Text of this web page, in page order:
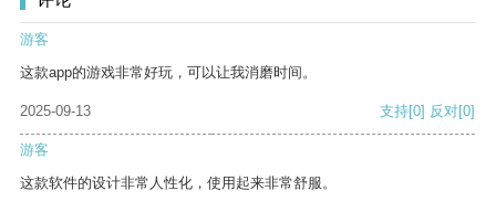
游客
这款app的游戏非常好玩，可以让我消磨时间。
2025-09-13 支持[0] 反对[0]
游客
这款软件的设计非常人性化，使用起来非常舒服。